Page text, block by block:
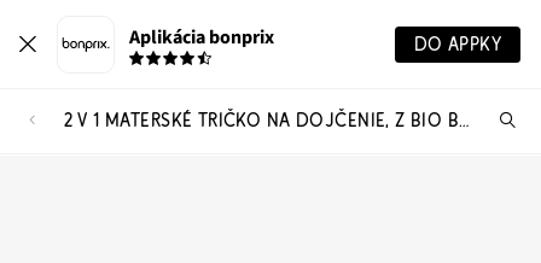
Aplikácia bonprix DO APPKY
2 V 1 MATERSKÉ TRIČKO NA DOJČENIE, Z BIO BAVLNY